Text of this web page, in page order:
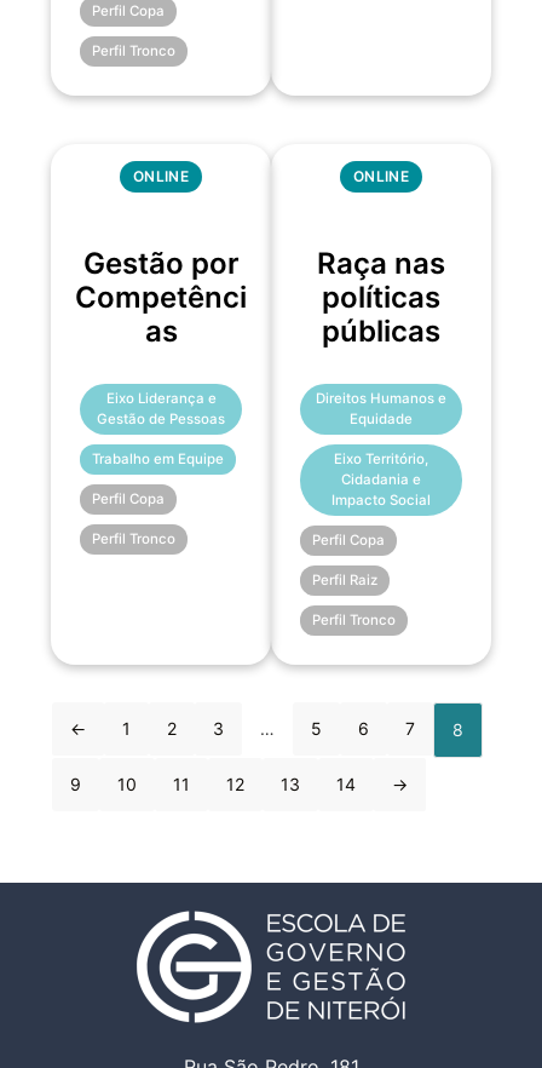
Perfil Copa
Perfil Tronco
ONLINE
Gestão por
Competênci
as
Eixo Liderança e
Gestão de Pessoas
Trabalho em Equipe
Perfil Copa
Perfil Tronco
ONLINE
Raça nas
políticas
públicas
Direitos Humanos e
Equidade
Eixo Território,
Cidadania e
Impacto Social
Perfil Copa
Perfil Raiz
Perfil Tronco
← 1 2 3 … 5 6 7 8
9 10 11 12 13 14 →